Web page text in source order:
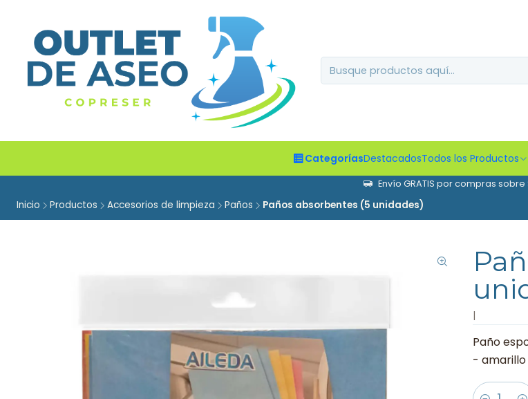
CategoríasDestacadosTodos los Productos
Envío GRATIS por compras sobre
Inicio Productos Accesorios de limpieza Paños Paños absorbentes (5 unidades)
Paño
- amarillo